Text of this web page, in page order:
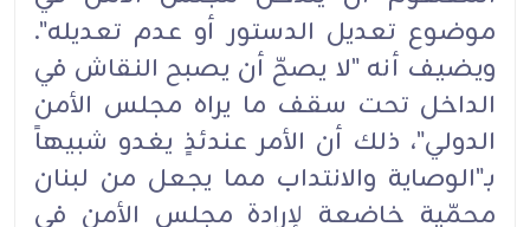
موضوع تعديل الدستور أو عدم تعديله".
ويضيف أنه "لا يصحّ أن يصبح النقاش في
الداخل تحت سقف ما يراه مجلس الأمن
الدولي"، ذلك أن الأمر عندئذٍ يغدو شبيهاً
بـ"الوصاية والانتداب مما يجعل من لبنان
محمّية خاضعة لإرادة مجلس الأمن في